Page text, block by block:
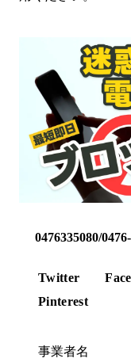
0476335080/
Twitter
Pinterest
事業者名